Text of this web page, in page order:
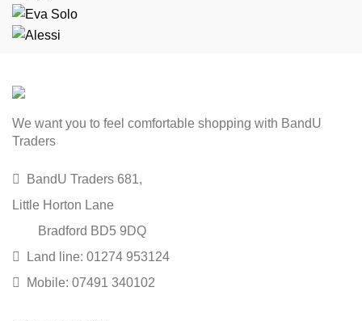
We want you to feel comfortable shopping with BandU
Traders
BandU Traders 681,
Little Horton Lane
Bradford BD5 9DQ
Land line: 01274 953124
Mobile: 07491 340102